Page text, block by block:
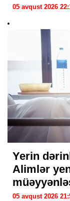
05 avqust 2026
Yerin
Alimlər
05 avqust 2026